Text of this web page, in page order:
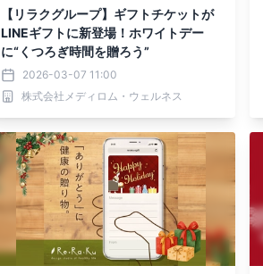
【リラクグループ】ギフトチケットが
LINEギフトに新登場！ホワイトデー
に“くつろぎ時間を贈ろう”
2026-03-07 11:00
株式会社メディロム・ウェルネス